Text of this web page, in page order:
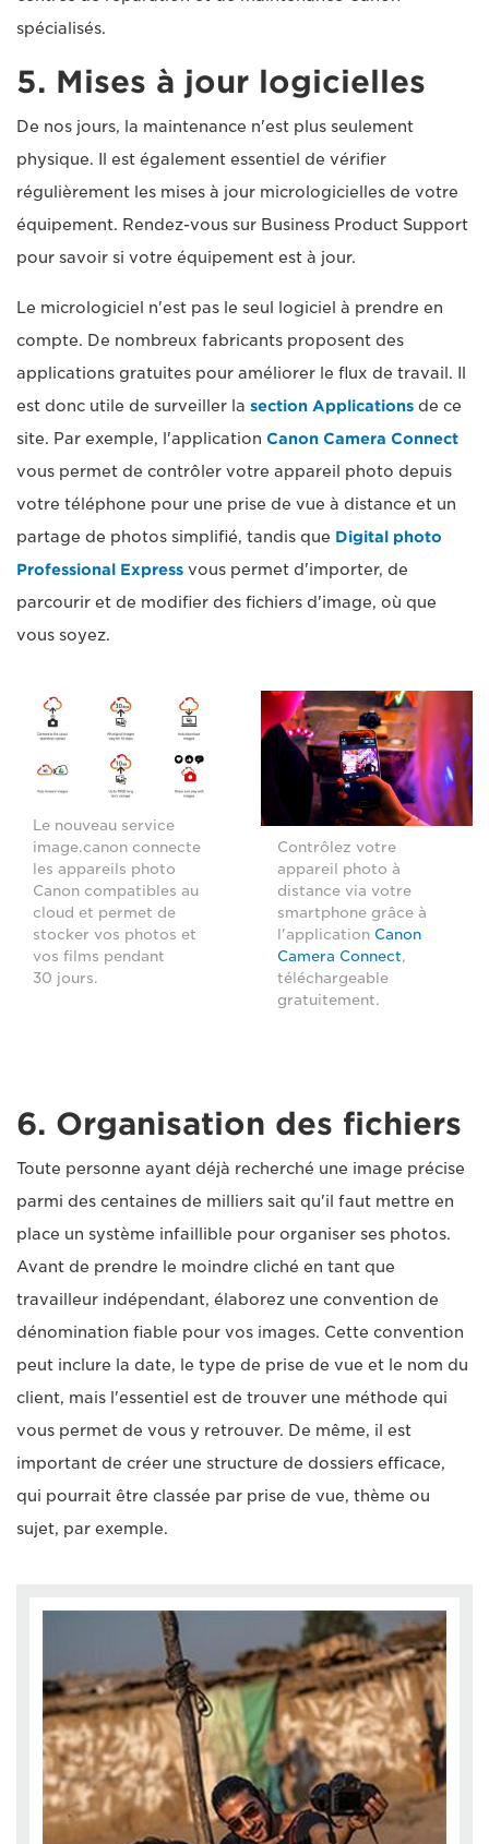
spécialisés.
5. Mises à jour logicielles
De nos jours, la maintenance n'est plus seulement
physique. Il est également essentiel de vérifier
régulièrement les mises à jour micrologicielles de votre
équipement. Rendez-vous sur Business Product Support
pour savoir si votre équipement est à jour.
Le micrologiciel n'est pas le seul logiciel à prendre en
compte. De nombreux fabricants proposent des
applications gratuites pour améliorer le flux de travail. Il
est donc utile de surveiller la section Applications de ce
site. Par exemple, l'application Canon Camera Connect
vous permet de contrôler votre appareil photo depuis
votre téléphone pour une prise de vue à distance et un
partage de photos simplifié, tandis que Digital photo
Professional Express vous permet d'importer, de
parcourir et de modifier des fichiers d'image, où que
vous soyez.
Le nouveau service
image.canon connecte
les appareils photo
Canon compatibles au
cloud et permet de
stocker vos photos et
vos films pendant
30 jours.
Contrôlez votre
appareil photo à
distance via votre
smartphone grâce à
l'application Canon
Camera Connect,
téléchargeable
gratuitement.
6. Organisation des fichiers
Toute personne ayant déjà recherché une image précise
parmi des centaines de milliers sait qu'il faut mettre en
place un système infaillible pour organiser ses photos.
Avant de prendre le moindre cliché en tant que
travailleur indépendant, élaborez une convention de
dénomination fiable pour vos images. Cette convention
peut inclure la date, le type de prise de vue et le nom du
client, mais l'essentiel est de trouver une méthode qui
vous permet de vous y retrouver. De même, il est
important de créer une structure de dossiers efficace,
qui pourrait être classée par prise de vue, thème ou
sujet, par exemple.